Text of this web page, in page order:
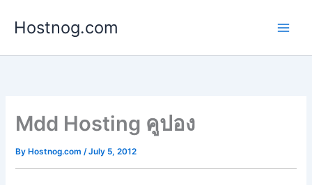
Hostnog.com
Mdd Hosting คูปอง
By Hostnog.com/July 5, 2012